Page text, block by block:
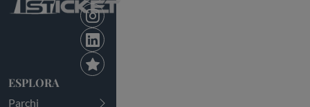
ESPLORA
Parchi